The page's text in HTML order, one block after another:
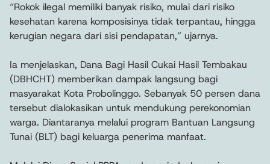
“Rokok ilegal memiliki banyak risiko, mulai dari risiko
kesehatan karena komposisinya tidak terpantau, hingga
kerugian negara dari sisi pendapatan,” ujarnya.
Ia menjelaskan, Dana Bagi Hasil Cukai Hasil Tembakau
(DBHCHT) memberikan dampak langsung bagi
masyarakat Kota Probolinggo. Sebanyak 50 persen dana
tersebut dialokasikan untuk mendukung perekonomian
warga. Diantaranya melalui program Bantuan Langsung
Tunai (BLT) bagi keluarga penerima manfaat.